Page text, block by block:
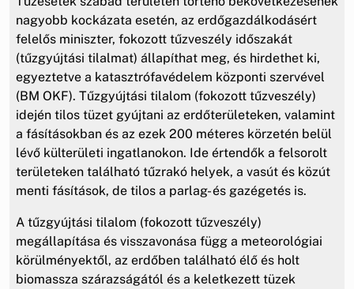
nagyobb kockázata esetén, az erdőgazdálkodásért
felelős miniszter, fokozott tűzveszély időszakát
(tűzgyújtási tilalmat) állapíthat meg, és hirdethet ki,
egyeztetve a katasztrófavédelem központi szervével
(BM OKF). Tűzgyújtási tilalom (fokozott tűzveszély)
idején tilos tüzet gyújtani az erdőterületeken, valamint
a fásításokban és az ezek 200 méteres körzetén belül
lévő külterületi ingatlanokon. Ide értendők a felsorolt
területeken található tűzrakó helyek, a vasút és közút
menti fásítások, de tilos a parlag- és gazégetés is.
A tűzgyújtási tilalom (fokozott tűzveszély)
megállapítása és visszavonása függ a meteorológiai
körülményektől, az erdőben található élő és holt
biomassza szárazságától és a keletkezett tüzek